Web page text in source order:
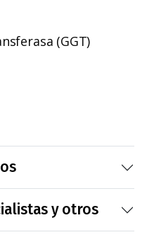
(GGT)
y otros